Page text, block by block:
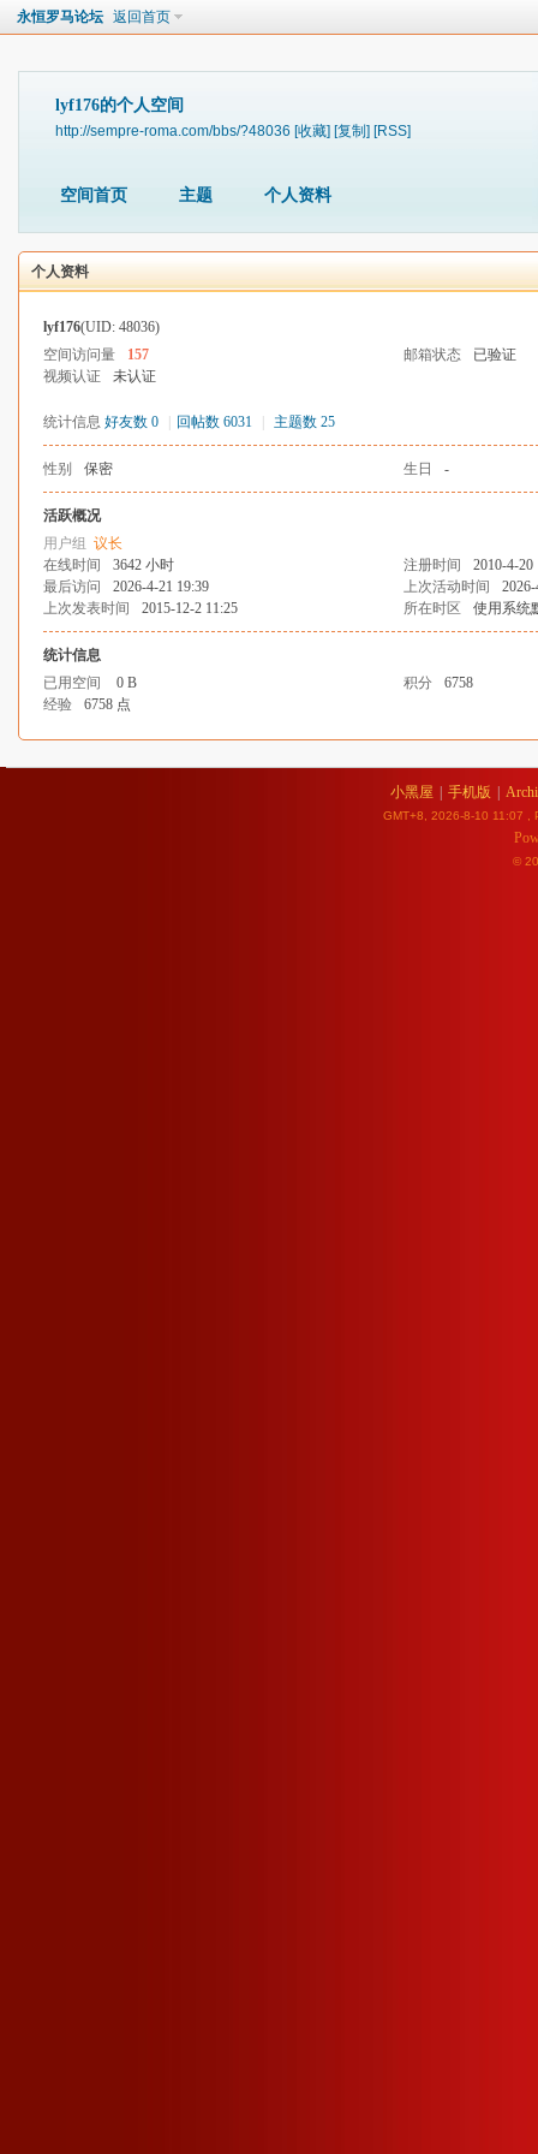
永恒罗马论坛 返回首页
lyf176的个人空间
http://sempre-roma.com/bbs/?48036 [收藏] [复制] [RSS]
空间首页 主题 个人资料
个人资料
lyf176(UID: 48036)
空间访问量
157 邮箱状态
已验证
视频认证
未认证
统计信息 好友数 0 回帖数 6031 主题数 25
性别 保密 生日 -
活跃概况
用户组 议长
在线时间
3642 小时 注册时间
2010-4-20
最后访问
2026-4-21 19:39 上次活动时间
上次发表时间
2015-12-2 11:25 所在时区 使用系统
统计信息
已用空间
0 B 积分
6758
经验
6758 点
小黑屋 手机版
GMT+8, 2026-8-10 11:07 ,
©